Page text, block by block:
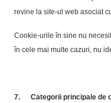
revine la site-ul web asociat
Cookie-urile în sine nu
în cele mai multe cazuri, nu
7. Categorii principale de